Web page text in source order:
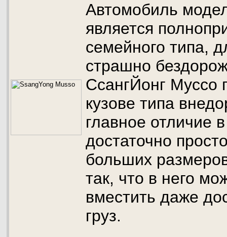
Автомобиль
является
семейного типа,
страшно
СсангЙонг Муссо
кузове типа
главное отличие
достаточно
больших
так, что в него
вместить даже
груз.